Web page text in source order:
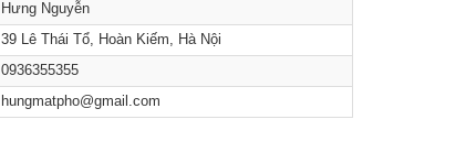
Hưng Nguyễn
39 Lê Thái Tổ, Hoàn Kiếm, Hà Nội
0936355355
hungmatpho@gmail.com